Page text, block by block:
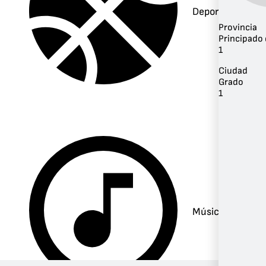
Deportes
Música
Provincia
Principado
1
Ciudad
Grado
1